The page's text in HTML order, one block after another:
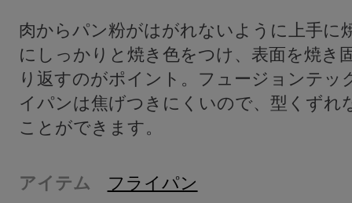
肉からパン粉がはがれないように上手に
にしっかりと焼き色をつけ、表面を焼き
り返すのがポイント。フュージョンテッ
イパンは焦げつきにくいので、型くずれ
ことができます。
アイテム フライパン